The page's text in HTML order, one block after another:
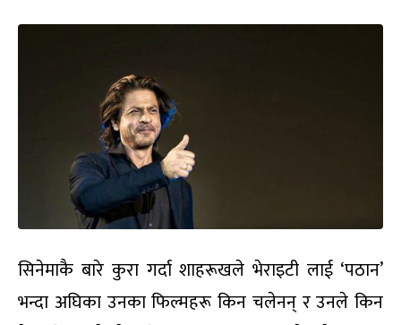
सिनेमाकै बारे कुरा गर्दा शाहरूखले भेराइटी लाई ‘पठान’
भन्दा अघिका उनका फिल्महरू किन चलेनन् र उनले किन